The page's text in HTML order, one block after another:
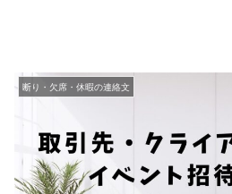
断り・欠席・休暇の連絡文